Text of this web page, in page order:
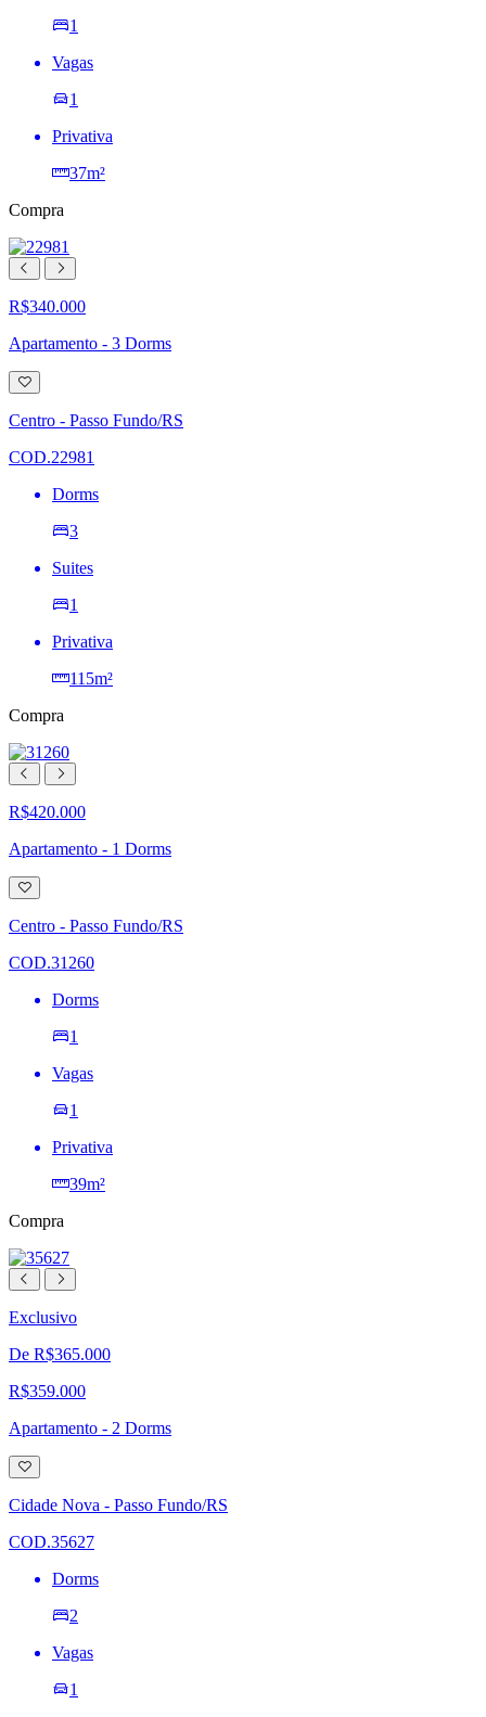
1
Vagas
1
Privativa
37m²
Compra
R$340.000
Apartamento - 3 Dorms
Adicionar
à
lista
de
Centro - Passo Fundo/RS
COD.22981
Dorms
3
Suites
1
Privativa
115m²
Compra
R$420.000
Apartamento - 1 Dorms
Adicionar
à
lista
de
Centro - Passo Fundo/RS
COD.31260
Dorms
1
Vagas
1
Privativa
39m²
Compra
Exclusivo
De R$365.000
R$359.000
Apartamento - 2 Dorms
Adicionar
à
lista
de
Cidade Nova - Passo Fundo/RS
COD.35627
Dorms
2
Vagas
1